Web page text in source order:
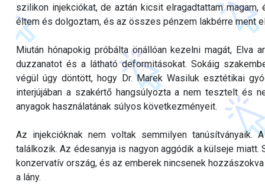
szilikon injekciókat, de aztán kicsit elragadtattam
éltem és dolgoztam, és az összes pénzem lakbérre ment
Miután hónapokig próbálta önállóan kezelni magát,
duzzanatot és a látható deformitásokat. Sokáig
végül úgy döntött, hogy Dr. Marek Wasiluk esztétikai
interjújában a szakértő hangsúlyozta a nem tesztelt és
anyagok használatának súlyos következményeit.
Az injekcióknak nem voltak semmilyen
találkozik. Az édesanyja is nagyon aggódik a külseje miatt.
konzervatív ország, és az emberek nincsenek
a lány.